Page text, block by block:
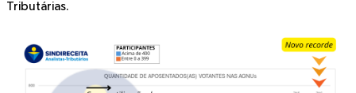
Tributárias.